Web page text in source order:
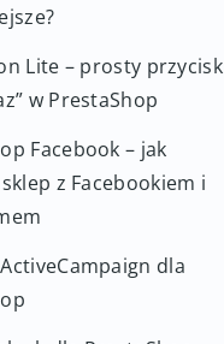
Lite – prosty przycisk
w PrestaShop
Facebook – jak
sklep z Facebookiem i
dla